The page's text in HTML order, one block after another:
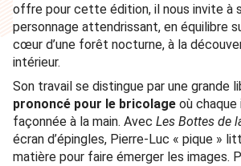
offre pour cette édition, il nous invite à
personnage attendrissant, en équilibre
cœur d’une forêt nocturne, à la
intérieur.
Son travail se distingue par une grande
prononcé pour le bricolage où
façonnée à la main. Avec Les Bottes de
écran d’épingles, Pierre-Luc « pique »
matière pour faire émerger les images.